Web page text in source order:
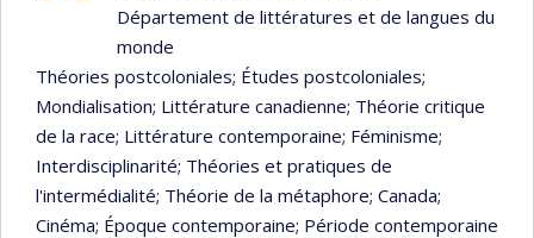
Département de littératures et de langues du
monde
Théories postcoloniales; Études postcoloniales;
Mondialisation; Littérature canadienne; Théorie critique
de la race; Littérature contemporaine; Féminisme;
Interdisciplinarité; Théories et pratiques de
l'intermédialité; Théorie de la métaphore; Canada;
Cinéma; Époque contemporaine; Période contemporaine